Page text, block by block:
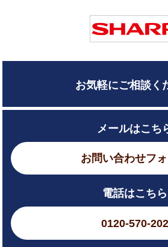
お気軽にご相談く
メールはこち
お問い合わせフ
電話はこちら
0120-570-202